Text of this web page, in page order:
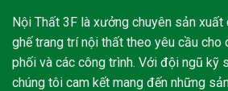
Nội Thất 3F là xưởng chuyên sản xuất
ghế trang trí nội thất theo yêu cầu cho
phối và các công trình. Với đội ngũ kỹ
chúng tôi cam kết mang đến những